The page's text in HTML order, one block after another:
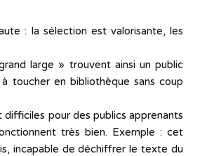
: la sélection est valorisante, les
large » trouvent ainsi un public
toucher en bibliothèque sans coup
pour des publics apprenants
très bien. Exemple : cet
incapable de déchiffrer le texte du